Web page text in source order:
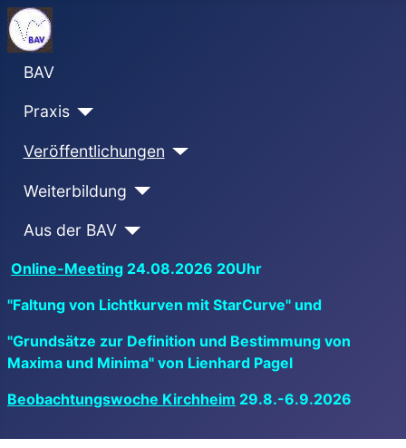
BAV
Praxis
Veröffentlichungen
Weiterbildung
Aus der BAV
Online-Meeting 24.08.2026 20Uhr
"Faltung von Lichtkurven mit StarCurve" und
"Grundsätze zur Definition und Bestimmung von
Maxima und Minima" von Lienhard Pagel
Beobachtungswoche Kirchheim 29.8.-6.9.2026